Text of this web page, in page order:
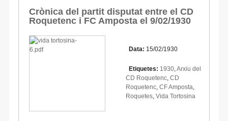
Crònica del partit disputat entre el CD
Roquetenc i FC Amposta el 9/02/1930
Data: 15/02/1930
Etiquetes: 1930 Arxiu del
CD Roquetenc CD
Roquetenc CF Amposta
Roquetes Vida Tortosina